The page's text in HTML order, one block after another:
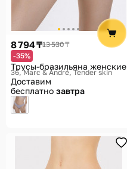
8 794 ₸13 530 ₸
-35%
Трусы-бразильяна женские
36 Marc & André, Tender skin
Доставим
бесплатно завтра